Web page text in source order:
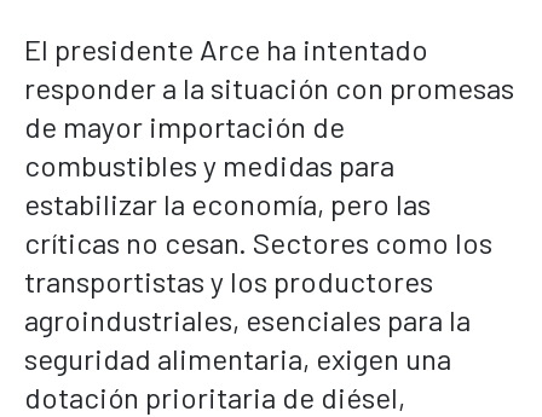
El presidente Arce ha intentado
responder a la situación con promesas
de mayor importación de
combustibles y medidas para
estabilizar la economía, pero las
críticas no cesan. Sectores como los
transportistas y los productores
agroindustriales, esenciales para la
seguridad alimentaria, exigen una
dotación prioritaria de diésel,